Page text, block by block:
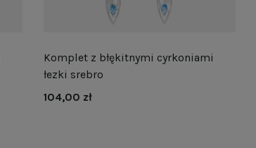
Komplet z błękitnymi cyrkoniami
łezki srebro
104,00 zł